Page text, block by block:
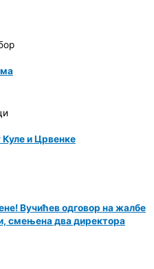
Куле и Црвенке
Вучићев одговор на жалбе
смењена два директора